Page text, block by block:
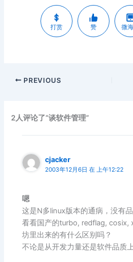
打赏 赞 微
PREVIOUS
2人评论了“谈软件管理”
cjacker
2003年12月6日 在 上午12:22
嗯
这是N多linux版本的通病，没有品
看看国产的turbo, redflag, cosix,
坊里出来的有什么区别吗？
不论是从开发力量还是软件品质